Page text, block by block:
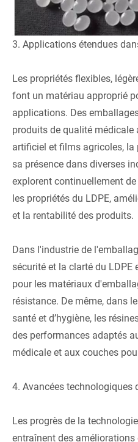
3. Applications étendues
Les propriétés flexibles,
font un matériau approprié
applications. Des
produits de qualité médicale
artificiel et films agricoles, la
sa présence dans diverses
explorent continuellement
les propriétés du LDPE,
et la rentabilité des produits.
Dans l'industrie de
sécurité et la clarté du
pour les matériaux
résistance. De même, dans
santé et d’hygiène, les
des performances adaptés
médicale et aux couches
4. Avancées technologiques
Les progrès de la
entraînent des améliorations